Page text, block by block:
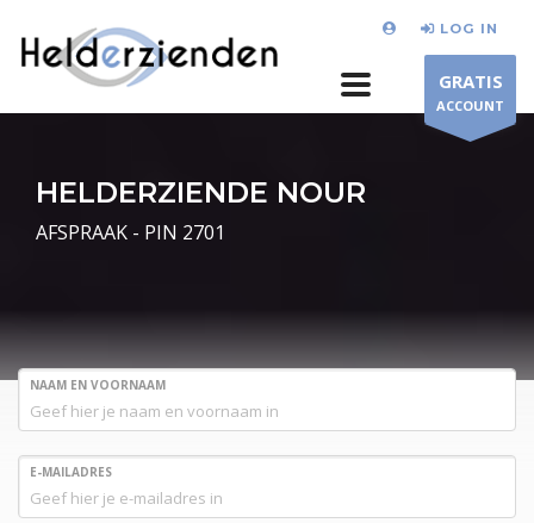
LOG IN
GRATIS
ACCOUNT
HELDERZIENDE NOUR
AFSPRAAK - PIN 2701
NAAM EN VOORNAAM
E-MAILADRES